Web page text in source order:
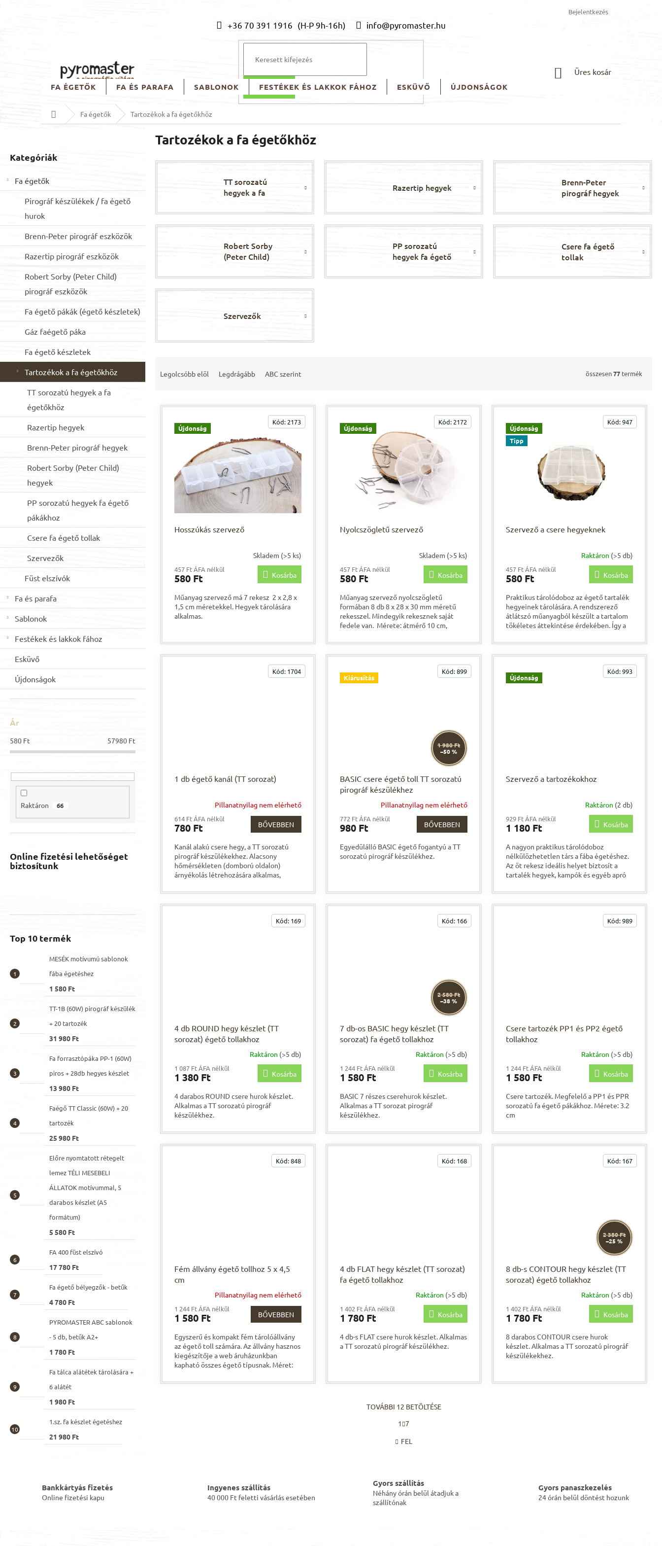
+36 70 391 1916 info@pyromaster.hu
Bejelentkezés
KERESÉS
KOSÁR
Üres kosár
FA ÉGETŐK
FA ÉS PARAFA SABLONOK FESTÉKEK ÉS LAKKOK FÁHOZ ESKÜVŐ ÚJDONSÁGOK
KezdőlapFa égetők Tartozékok a fa égetőkhöz
ó
n
l
átugrása
Kategóriák
Fa égetők
Pirográf készülékek / fa égető
hurok
Brenn-Peter pirográf eszközök
Razertip pirográf eszközök
Robert Sorby (Peter Child)
pirográf eszközök
Fa égető pákák (égető készletek)
Gáz faégető páka
Fa égető készletek
Tartozékok a fa égetőkhöz
TT sorozatú hegyek a fa
égetőkhöz
Razertip hegyek
Brenn-Peter pirográf hegyek
Robert Sorby (Peter Child)
hegyek
PP sorozatú hegyek fa égető
pákákhoz
Csere fa égető tollak
Szervezők
Füst elszívók
Fa és parafa
Sablonok
Festékek és lakkok fához
Esküvő
Újdonságok
Ár
580 Ft 57980 Ft
Raktáron 66
Online fizetési lehetőséget
biztosítunk
Top 10 termék
MESÉK motívumú sablonok
fába égetéshez
1 580 Ft
TT-1B (60W) pirográf készülék
+ 20 tartozék
31 980 Ft
Fa forrasztópáka PP-1 (60W)
piros + 28db hegyes készlet
13 980 Ft
Faégő TT Classic (60W) + 20
tartozék
25 980 Ft
Előre nyomtatott rétegelt
lemez TÉLI MESEBELI
ÁLLATOK motívummal, 5
darabos készlet (A5
formátum)
5 580 Ft
FA 400 füst elszívó
17 780 Ft
Fa égető bélyegzők - betűk
4 780 Ft
PYROMASTER ABC sablonok
- 5 db, betűk A2+
1 780 Ft
Fa tálca alátétek tárolására +
6 alátét
1 980 Ft
1.sz. fa készlet égetéshez
21 980 Ft
Tartozékok a fa égetőkhöz
TT sorozatú
hegyek a fa
Razertip hegyek
Brenn-Peter
pirográf hegyek
Robert Sorby
(Peter Child)
PP sorozatú
hegyek fa égető
Csere fa égető
tollak
Szervezők
é
Legolcsóbb elöl Legdrágább ABC szerint összesen77 termék
T
Újdonság
Hosszúkás szervező
Skladem (>5 ks)
457 Ft ÁFA nélkül
580 Ft Kosárba
Műanyag szervező má 7 rekesz 2 x 2,8 x
1,5 cm méretekkel. Hegyek tárolására
alkalmas.
Kód: 2173
Újdonság
Nyolcszögletű szervező
Skladem (>5 ks)
457 Ft ÁFA nélkül
580 Ft Kosárba
Műanyag szervező nyolcszögletű
formában 8 db 8 x 28 x 30 mm méretű
rekesszel. Mindegyik rekesznek saját
fedele van. Mérete: átmérő 10 cm,
Kód: 2172
Újdonság
Tipp
Szervező a csere hegyeknek
Raktáron (>5 db)
457 Ft ÁFA nélkül
580 Ft Kosárba
Praktikus tárolódoboz az égető tartalék
hegyeinek tárolására. A rendszerező
átlátszó műanyagból készült a tartalom
tökéletes áttekintése érdekében. Így a
Kód:947
1 db égető kanál (TT sorozat)
Pillanatnyilag nem elérhető
614 Ft ÁFA nélkül
780 Ft BŐVEBBEN
Kanál alakú csere hegy, a TT sorozatú
pirográf készülékekhez. Alacsony
hőmérsékleten (domború oldalon)
árnyékolás létrehozására alkalmas,
másik...
Kód: 1704
Kiárusítás
1 980 Ft
–50 %
BASIC csere égető toll TT sorozatú
pirográf készülékhez
Pillanatnyilag nem elérhető
772 Ft ÁFA nélkül
980 Ft BŐVEBBEN
Egyedülálló BASIC égető fogantyú a TT
sorozatú pirográf készülékhez.
Kód:899
Újdonság
Szervező a tartozékokhoz
Raktáron (2 db)
929 Ft ÁFA nélkül
1 180 Ft Kosárba
A nagyon praktikus tárolódoboz
nélkülözhetetlen társ a fába égetéshez.
Az öt rekesz ideális helyet biztosít a
tartalék hegyek, kampók és egyéb apró
Kód:993
4 db ROUND hegy készlet (TT
sorozat) égető tollakhoz
Raktáron (>5 db)
1 087 Ft ÁFA nélkül
1 380 Ft Kosárba
4 darabos ROUND csere hurok készlet.
Alkalmas a TT sorozatú pirográf
készülékhez.
Kód: 169
2 580 Ft
–38 %
7 db-os BASIC hegy készlet (TT
sorozat) fa égető tollakhoz
termék
átlagos
értékelése
5-
ből
3,0
Raktáron (>5 db)
1 244 Ft ÁFA nélkül
1 580 Ft Kosárba
BASIC 7 részes cserehurok készlet.
Alkalmas a TT sorozat pirográf
készülékhez.
Kód: 166
Csere tartozék PP1 és PP2 égető
tollakhoz
Raktáron (>5 db)
1 244 Ft ÁFA nélkül
1 580 Ft Kosárba
Csere tartozék. Megfelelő a PP1 és PPR
sorozatú fa égető pákákhoz. Mérete: 3.2
cm
Kód:989
Fém állvány égető tollhoz 5 x 4,5
cm
Pillanatnyilag nem elérhető
1 244 Ft ÁFA nélkül
1 580 Ft BŐVEBBEN
Egyszerű és kompakt fém tárolóállvány
az égető toll számára. Az állvány hasznos
kiegészítője a web áruházunkban
kapható összes égető típusnak. Méret:
Kód:848
4 db FLAT hegy készlet (TT sorozat)
fa égető tollakhoz
Raktáron (>5 db)
1 402 Ft ÁFA nélkül
1 780 Ft Kosárba
4 db-s FLAT csere hurok készlet. Alkalmas
a TT sorozatú pirográf készülékhez.
Kód: 168
2 380 Ft
–25 %
8 db-s CONTOUR hegy készlet (TT
sorozat) égető tollakhoz
Raktáron (>5 db)
1 402 Ft ÁFA nélkül
1 780 Ft Kosárba
8 darabos CONTOUR csere hurok
készlet. Alkalmas a TT sorozatú pirográf
készülékekhez.
Kód: 167
L
i
s
r
á
n
TOVÁBBI 12 BETÖLTÉSE
a
o
1 7
FEL
Bankkártyás fizetés
Online fizetési kapu
Ingyenes szállítás
40 000 Ft feletti vásárlás esetében
Gyors szállítás
Néhány órán belül átadjuk a
szállítónak
Gyors panaszkezelés
24 órán belül döntést hozunk